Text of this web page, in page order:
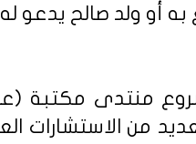
أو ولد صالح يدعو
منتدى مكتبة
من الاستشارات